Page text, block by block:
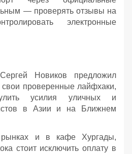
— проверять отзывы на
электронные
Новиков предложил
свои проверенные лайфхаки,
усилия уличных и
в Азии и на Ближнем
и в кафе Хургады,
стоит исключить оплату в